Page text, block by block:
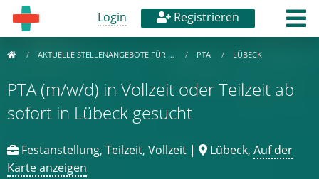
Login Registrieren
AKTUELLE STELLENANGEBOTE FÜR … PTA LÜBECK
PTA (m/w/d) in Vollzeit oder Teilzeit ab
sofort in Lübeck gesucht
Festanstellung, Teilzeit, Vollzeit | Lübeck, Auf der
Karte anzeigen